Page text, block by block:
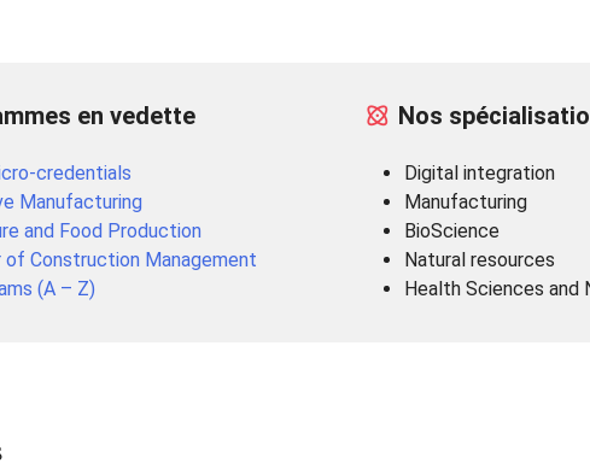
en vedette
credentials
Manufacturing
and Food Production
of Construction Management
(A – Z)
Nos
Digital integration
Manufacturing
BioScience
Natural resources
Health Sciences and